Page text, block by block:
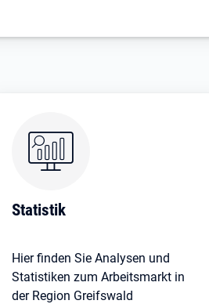
Statistik
Hier finden Sie Analysen und
Statistiken zum Arbeitsmarkt in
der Region Greifswald